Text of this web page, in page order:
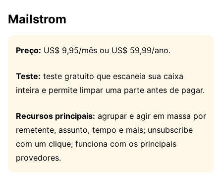
Mailstrom
Preço: US$ 9,95/mês ou US$ 59,99/ano.
Teste: teste gratuito que escaneia sua caixa
inteira e permite limpar uma parte antes de pagar.
Recursos principais: agrupar e agir em massa por
remetente, assunto, tempo e mais; unsubscribe
com um clique; funciona com os principais
provedores.